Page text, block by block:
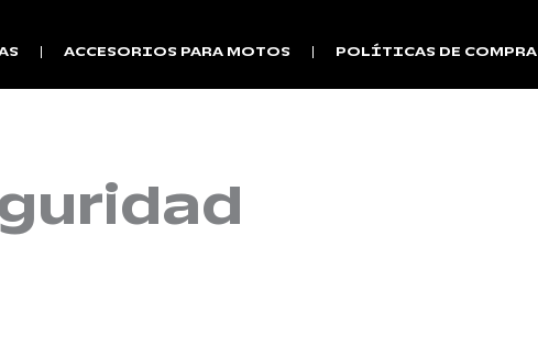
ACCESORIOS PARA MOTOS POLÍTICAS DE COMPRA